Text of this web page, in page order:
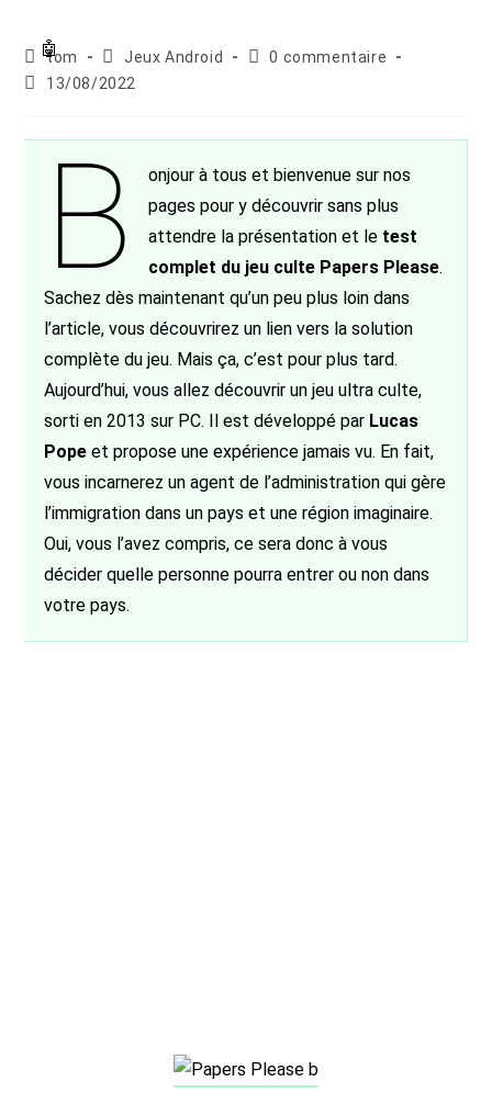
Auteur/autrice
de
tom
Post
category:
Jeux Android
Commentaires
0 commentaire
Publication
13/08/2022
B
onjour à tous et bienvenue sur nos
pages pour y découvrir sans plus
attendre la présentation et letest
complet du jeu culte Papers Please.
Sachez dès maintenant qu’un peu plus loin dans
l’article, vous découvrirez un lien vers la solution
complète du jeu. Mais ça, c’est pour plus tard.
Aujourd’hui, vous allez découvrir un jeu ultra culte,
sorti en 2013 sur PC. Il est développé par Lucas
Pope et propose une expérience jamais vu. En fait,
vous incarnerez un agent de l’administration qui gère
l’immigration dans un pays et une région imaginaire.
Oui, vous l’avez compris, ce sera donc à vous
décider quelle personne pourra entrer ou non dans
votre pays.